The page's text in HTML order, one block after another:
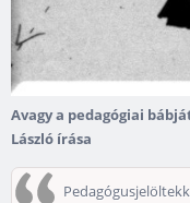
Avagy a pedagógiai
László írása